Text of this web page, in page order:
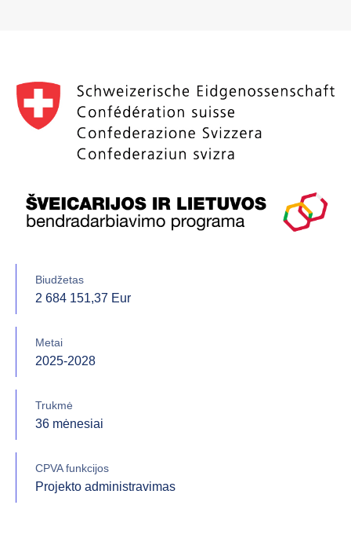
Biudžetas
2 684 151,37 Eur
Metai
2025-2028
Trukmė
36 mėnesiai
CPVA funkcijos
Projekto administravimas